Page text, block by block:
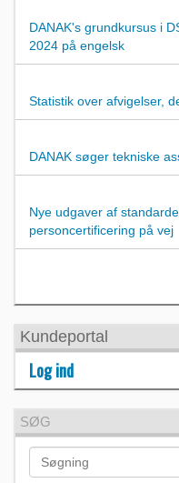
DANAK's grundkursus i
2024 på engelsk
Statistik over afvigelser,
DANAK søger tekniske
Nye udgaver af
personcertificering på vej
Kundeportal
Log ind
SØG